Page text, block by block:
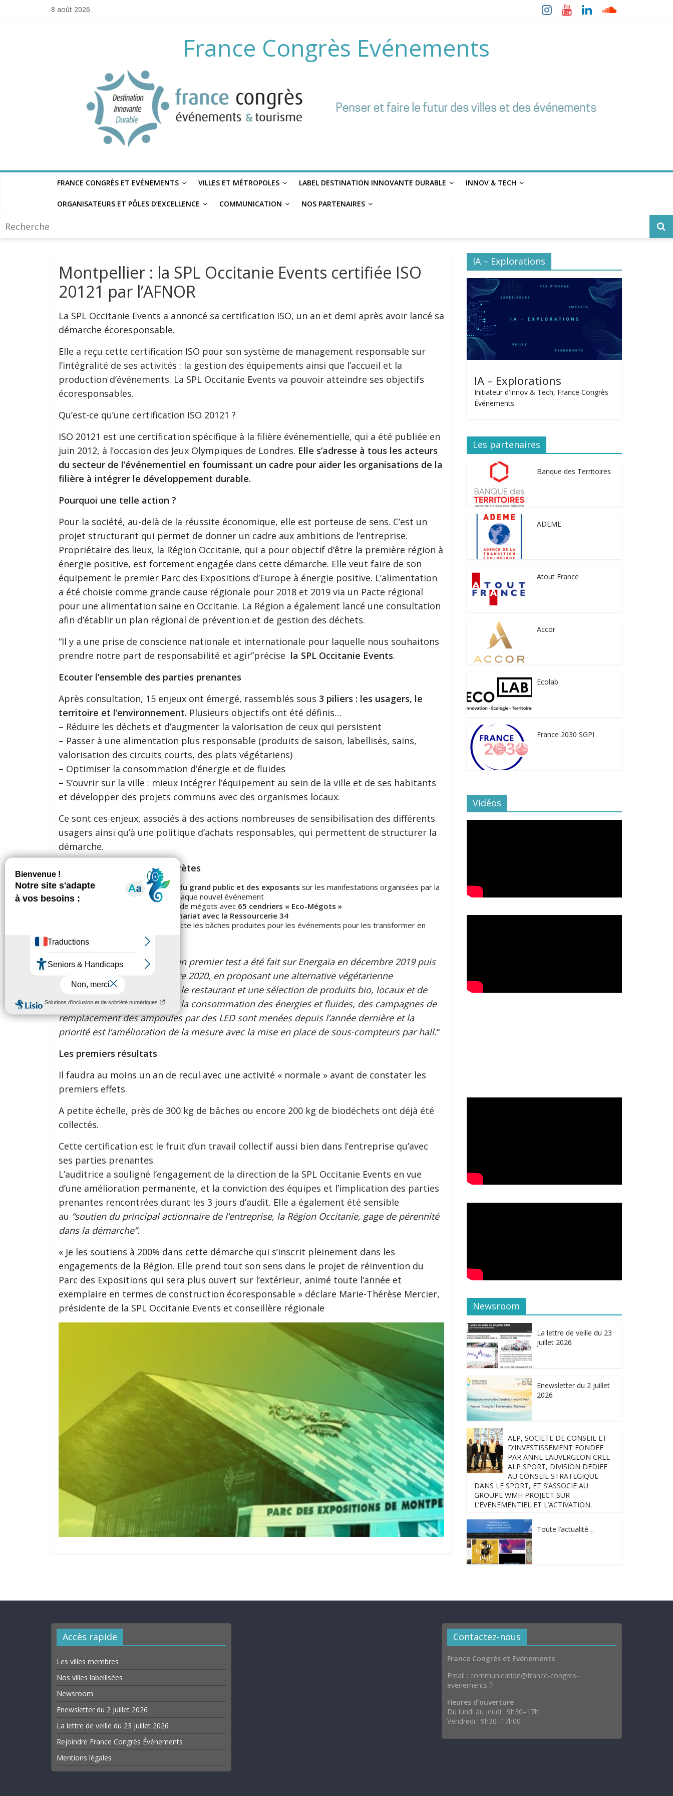
8 août 2026
France Congrès Evénements
FRANCE CONGRÈS ET EVÉNEMENTS VILLES ET MÉTROPOLES LABEL DESTINATION INNOVANTE DURABLE INNOV & TECH
ORGANISATEURS ET PÔLES D’EXCELLENCE COMMUNICATION NOS PARTENAIRES
Montpellier : la SPL Occitanie Events certifiée ISO
20121 par l’AFNOR
La SPL Occitanie Events a annoncé sa certification ISO, un an et demi après avoir lancé sa
démarche écoresponsable.
Elle a reçu cette certification ISO pour son système de management responsable sur
l’intégralité de ses activités : la gestion des équipements ainsi que l’accueil et la
production d’événements. La SPL Occitanie Events va pouvoir atteindre ses objectifs
écoresponsables.
Qu’est-ce qu’une certification ISO 20121 ?
ISO 20121 est une certification spécifique à la filière événementielle, qui a été publiée en
juin 2012, à l’occasion des Jeux Olympiques de Londres. Elle s’adresse à tous les acteurs
du secteur de l’événementiel en fournissant un cadre pour aider les organisations de la
filière à intégrer le développement durable.
Pourquoi une telle action ?
Pour la société, au-delà de la réussite économique, elle est porteuse de sens. C’est un
projet structurant qui permet de donner un cadre aux ambitions de l’entreprise.
Propriétaire des lieux, la Région Occitanie, qui a pour objectif d’être la première région à
énergie positive, est fortement engagée dans cette démarche. Elle veut faire de son
équipement le premier Parc des Expositions d’Europe à énergie positive. L’alimentation
a été choisie comme grande cause régionale pour 2018 et 2019 via un Pacte régional
pour une alimentation saine en Occitanie. La Région a également lancé une consultation
afin d’établir un plan régional de prévention et de gestion des déchets.
“Il y a une prise de conscience nationale et internationale pour laquelle nous souhaitons
prendre notre part de responsabilité et agir”précise la SPL Occitanie Events.
Ecouter l’ensemble des parties prenantes
Après consultation, 15 enjeux ont émergé, rassemblés sous 3 piliers : les usagers, le
territoire et l’environnement. Plusieurs objectifs ont été définis…
– Réduire les déchets et d’augmenter la valorisation de ceux qui persistent
– Passer à une alimentation plus responsable (produits de saison, labellisés, sains,
valorisation des circuits courts, des plats végétariens)
– Optimiser la consommation d’énergie et de fluides
– S’ouvrir sur la ville : mieux intégrer l’équipement au sein de la ville et de ses habitants
et développer des projets communs avec des organismes locaux.
Ce sont ces enjeux, associés à des actions nombreuses de sensibilisation des différents
usagers ainsi qu’à une politique d’achats responsables, qui permettent de structurer la
démarche.
Les premières actions concrètes
Le tri des déchets au niveau du grand public et des exposants sur les manifestations organisées par la
SPL avec des ajustements à chaque nouvel événement
La mise en place de la collecte de mégots avec 65 cendriers « Eco-Mégots »
un partenariat avec la Ressourcerie 34
qui collecte les bâches produites pour les événements pour les transformer en
pochettes, trousses, sacs…
“Concernant l’alimentation, un premier test a été fait sur Energaïa en décembre 2019 puis
sur Art Montpellier en octobre 2020, en proposant une alternative végétarienne
systématique sur le snack et le restaurant et une sélection de produits bio, locaux et de
saison. Sur l’optimisation de la consommation des énergies et fluides, des campagnes de
remplacement des ampoules par des LED sont menées depuis l’année dernière et la
priorité est l’amélioration de la mesure avec la mise en place de sous-compteurs par hall.“
Les premiers résultats
Il faudra au moins un an de recul avec une activité « normale » avant de constater les
premiers effets.
A petite échelle, près de 300 kg de bâches ou encore 200 kg de biodéchets ont déjà été
collectés.
Cette certification est le fruit d’un travail collectif aussi bien dans l’entreprise qu’avec
ses parties prenantes.
L’auditrice a souligné l’engagement de la direction de la SPL Occitanie Events en vue
d’une amélioration permanente, et la conviction des équipes et l’implication des parties
prenantes rencontrées durant les 3 jours d’audit. Elle a également été sensible
au “soutien du principal actionnaire de l’entreprise, la Région Occitanie, gage de pérennité
dans la démarche”.
« Je les soutiens à 200% dans cette démarche qui s’inscrit pleinement dans les
engagements de la Région. Elle prend tout son sens dans le projet de réinvention du
Parc des Expositions qui sera plus ouvert sur l’extérieur, animé toute l’année et
exemplaire en termes de construction écoresponsable » déclare Marie-Thérèse Mercier,
présidente de la SPL Occitanie Events et conseillère régionale
IA – Explorations
IA – Explorations
Initiateur d’Innov & Tech, France Congrès
Événements
Les partenaires
Banque des Territoires
ADEME
Atout France
Accor
Ecolab
France 2030 SGPI
Vidéos
Newsroom
La lettre de veille du 23
juillet 2026
Enewsletter du 2 juillet
2026
ALP, SOCIETE DE CONSEIL ET
D’INVESTISSEMENT FONDEE
PAR ANNE LAUVERGEON CREE
ALP SPORT, DIVISION DEDIEE
AU CONSEIL STRATEGIQUE
DANS LE SPORT, ET S’ASSOCIE AU
GROUPE WMH PROJECT SUR
L’EVENEMENTIEL ET L’ACTIVATION.
Toute l’actualité…
Accès rapide
Les villes membres
Nos villes labellisées
Newsroom
Enewsletter du 2 juillet 2026
La lettre de veille du 23 juillet 2026
Rejoindre France Congrès Événements
Mentions légales
Contactez-nous
France Congrès et Evénements
Email : communication@france-congres-
evenements.fr
Heures d’ouverture
Du lundi au jeudi : 9h30–17h
Vendredi : 9h30–17h00